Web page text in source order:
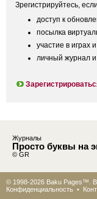
Зрегистрируйтесь,
доступ к
посылка
участие в играх
личный журнал и
Журналы
Просто буквы на
© GR
© 1998-2026 Baku Pages™.
Конфиденциальность •